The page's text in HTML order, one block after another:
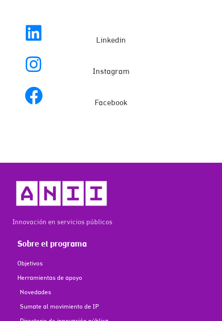
Linkedin
Instagram
Facebook
Innovación en servicios públicos
Sobre el programa
Objetivos
Herramientas de apoyo
Novedades
Sumate al movimiento de IP